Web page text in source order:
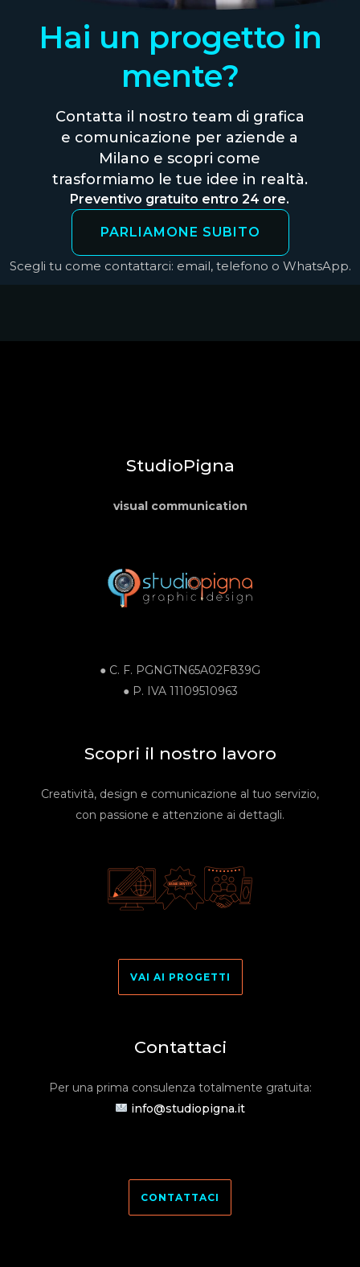
Hai un progetto in
mente?
Contatta il nostro team di grafica
e comunicazione per aziende a
Milano e scopri come
trasformiamo le tue idee in realtà.
Preventivo gratuito entro 24 ore.
PARLIAMONE SUBITO
Scegli tu come contattarci: email, telefono o WhatsApp.
StudioPigna
visual communication
● C. F. PGNGTN65A02F839G
● P. IVA 11109510963
Scopri il nostro lavoro
Creatività, design e comunicazione al tuo servizio,
con passione e attenzione ai dettagli.
VAI AI PROGETTI
Contattaci
Per una prima consulenza totalmente gratuita:
info@studiopigna.it
CONTATTACI